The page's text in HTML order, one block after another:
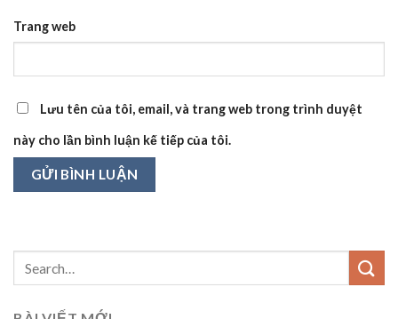
Trang web
Lưu tên của tôi, email, và trang web trong trình duyệt
này cho lần bình luận kế tiếp của tôi.